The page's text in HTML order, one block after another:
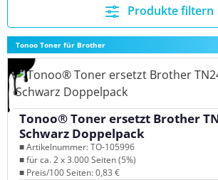
Produkte filtern
Tonoo Toner für Brother
Tonoo® Toner ersetzt Brother
Schwarz Doppelpack
■ Artikelnummer: TO-105996
■ für ca. 2 x 3.000 Seiten (5%)
■ Preis/100 Seiten: 0,83 €